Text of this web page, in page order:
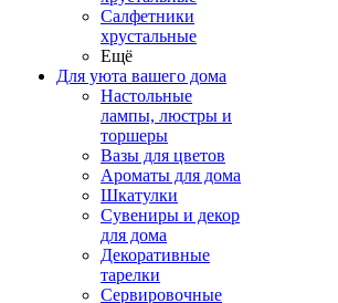
Салфетники
хрустальные
Ещё
Для уюта вашего дома
Настольные
лампы, люстры и
торшеры
Вазы для цветов
Ароматы для дома
Шкатулки
Сувениры и декор
для дома
Декоративные
тарелки
Сервировочные